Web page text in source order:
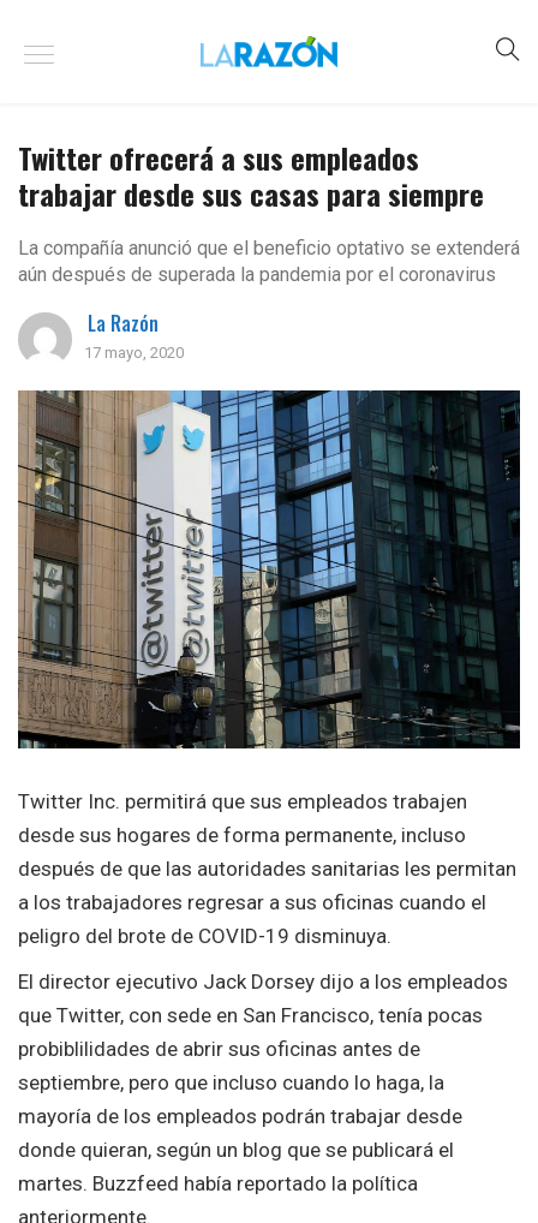
Twitter ofrecerá a sus empleados
trabajar desde sus casas para siempre
La compañía anunció que el beneficio optativo se extenderá
aún después de superada la pandemia por el coronavirus
La Razón
17 mayo, 2020
Twitter Inc. permitirá que sus empleados trabajen
desde sus hogares de forma permanente, incluso
después de que las autoridades sanitarias les permitan
a los trabajadores regresar a sus oficinas cuando el
peligro del brote de COVID-19 disminuya.
El director ejecutivo Jack Dorsey dijo a los empleados
que Twitter, con sede en San Francisco, tenía pocas
probiblilidades de abrir sus oficinas antes de
septiembre, pero que incluso cuando lo haga, la
mayoría de los empleados podrán trabajar desde
donde quieran, según un blog que se publicará el
martes. Buzzfeed había reportado la política
anteriormente.